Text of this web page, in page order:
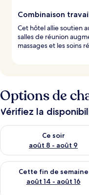
Combinaison
Cet hôtel allie soutien
salles de réunion
massages et les soins
Options de
Vérifiez la
Ce soir
août 8 - août 9
Vérifier la disponibilité
Cette fin de semaine
août 14 - août 16
Vérifier la disponibilité